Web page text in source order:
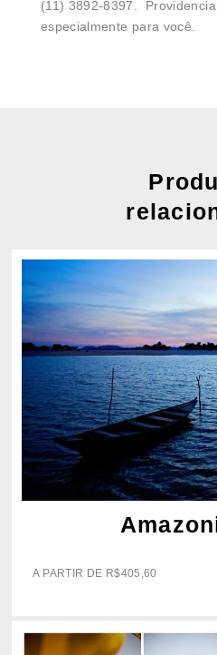
(11) 3892-8397.
especialmente para você.
A PARTIR DE R$405,60